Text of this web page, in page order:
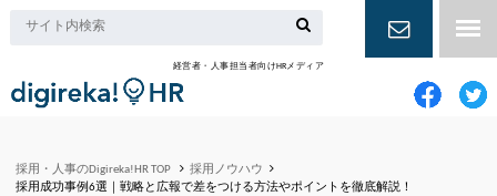
経営者・人事担当者向けHRメディア
お問い合
採用・人事のDigireka!HR TOP
採用ノウハウ
採用成功事例6選｜戦略と広報で差をつける方法やポイントを徹底解説！